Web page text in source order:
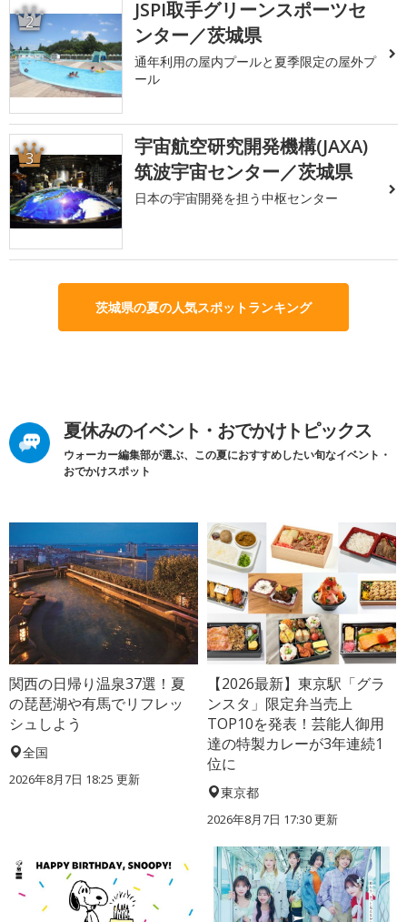
2
JSPI取手グリーンスポーツセ
ンター／茨城県
通年利用の屋内プールと夏季限定の屋外プ
ール
3
宇宙航空研究開発機構(JAXA)
筑波宇宙センター／茨城県
日本の宇宙開発を担う中枢センター
茨城県の夏の人気スポットランキング
夏休みのイベント・おでかけトピックス
ウォーカー編集部が選ぶ、この夏におすすめしたい旬なイベント・
おでかけスポット
関西の日帰り温泉37選！夏
の琵琶湖や有馬でリフレッ
シュしよう
全国
2026年8月7日 18:25 更新
【2026最新】東京駅「グラ
ンスタ」限定弁当売上
TOP10を発表！芸能人御用
達の特製カレーが3年連続1
位に
東京都
2026年8月7日 17:30更新